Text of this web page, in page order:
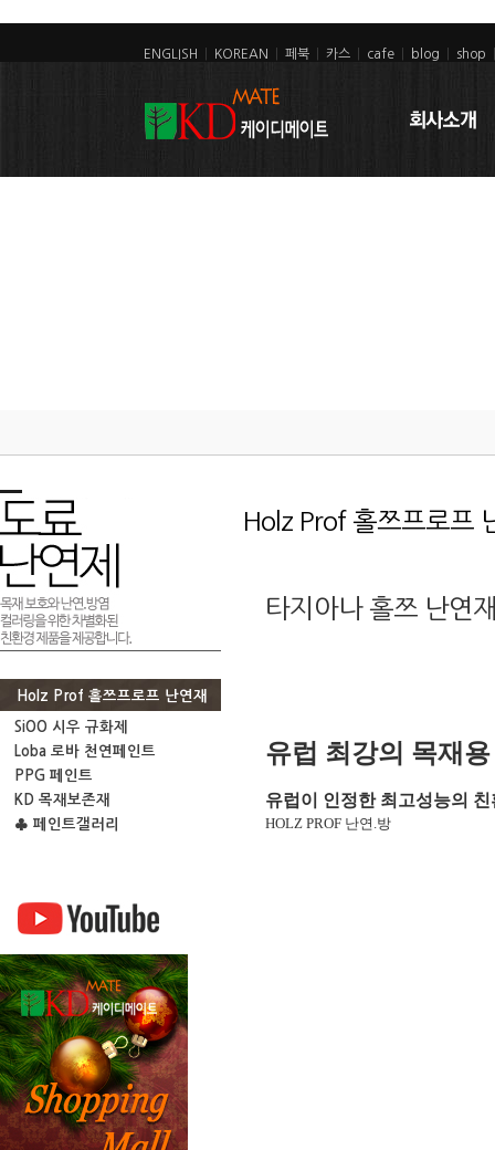
ENGLISH KOREAN 페북 카스 cafe blog shop
Holz Prof 홀쯔프로프 난연재
SiOO 시우 규화제
Loba 로바 천연페인트
PPG 페인트
KD 목재보존재
♣ 페인트갤러리
Holz Prof 홀쯔프로프
타지아나 홀쯔 난연
유럽 최강의 목재
유럽이 인정한 최고성능의
HOLZ PROF 난연.방